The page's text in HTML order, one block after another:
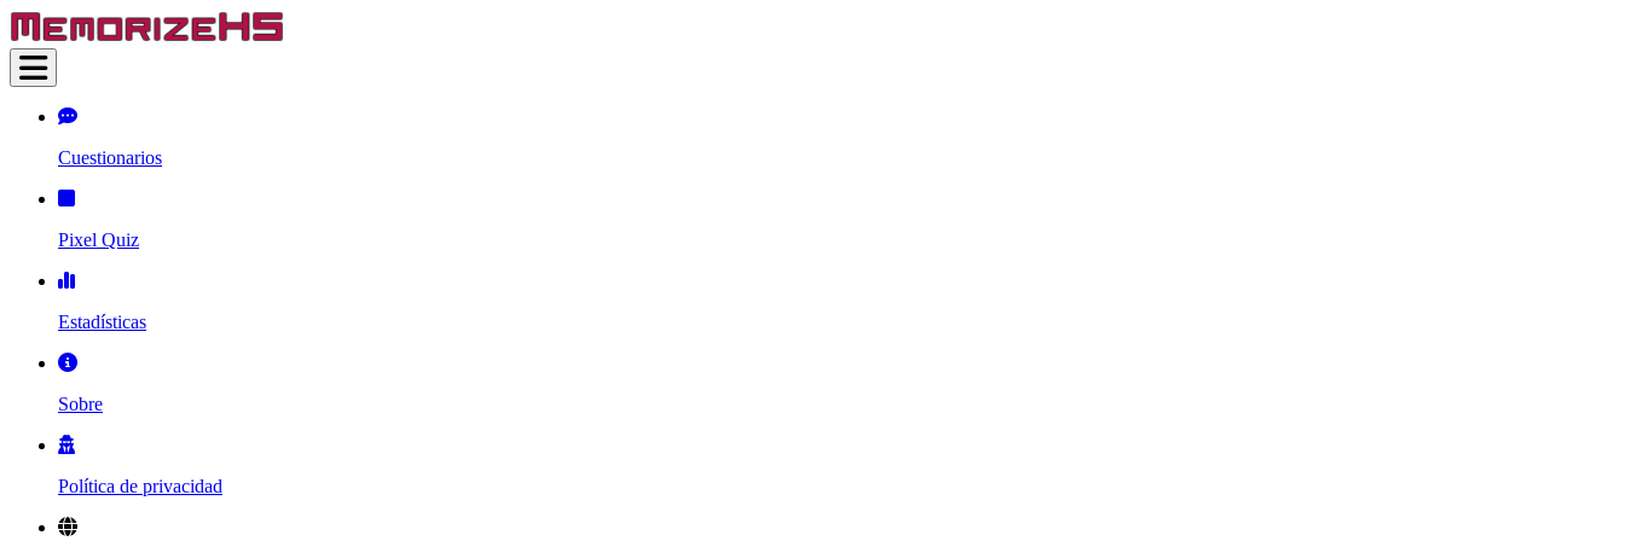
Cuestionarios
Pixel Quiz
Estadísticas
Sobre
Política de privacidad